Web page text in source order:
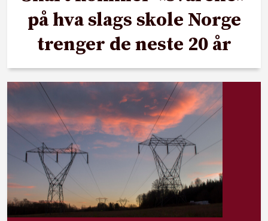
på hva slags skole Norge
trenger de neste 20 år